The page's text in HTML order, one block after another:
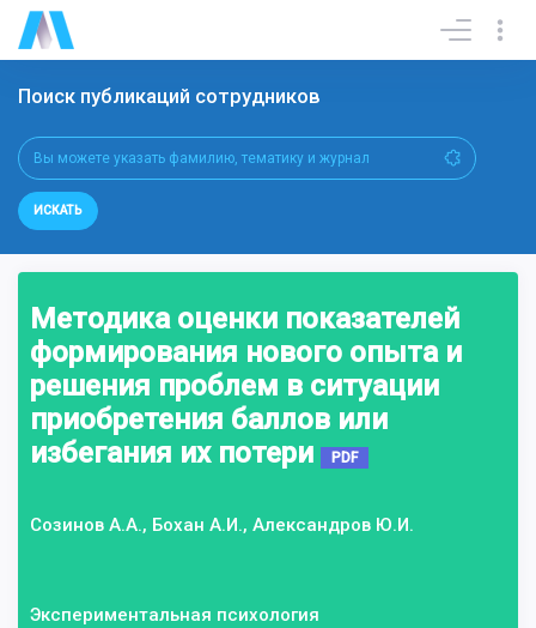
Поиск публикаций сотрудников
ИСКАТЬ
Методика оценки показателей
формирования нового опыта и
решения проблем в ситуации
приобретения баллов или
избегания их потери
PDF
Созинов А.А., Бохан А.И., Александров Ю.И.
Экспериментальная психология